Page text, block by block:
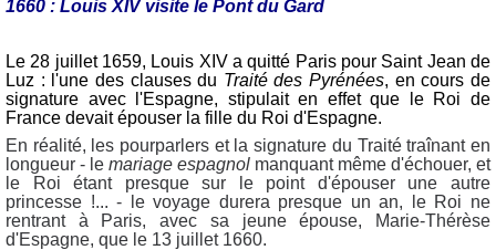
1660 : Louis XIV visite le Pont du Gard
Le 28 juillet 1659, Louis XIV a quitté Paris pour Saint Jean de
Luz : l'une des clauses du Traité des Pyrénées, en cours de
signature avec l'Espagne, stipulait en effet que le Roi de
France devait épouser la fille du Roi d'Espagne.
En réalité, les pourparlers et la signature du Traité traînant en
longueur - le mariage espagnol manquant même d'échouer, et
le Roi étant presque sur le point d'épouser une autre
princesse !... - le voyage durera presque un an, le Roi ne
rentrant à Paris, avec sa jeune épouse, Marie-Thérèse
d'Espagne, que le 13 juillet 1660.